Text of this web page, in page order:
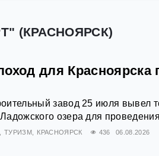
(КРАСНОЯРСК)
для Красноярска
завод 25 июля вывел
озера для
ТУРИЗМ КРАСНОЯРСК 436 06.08.2026